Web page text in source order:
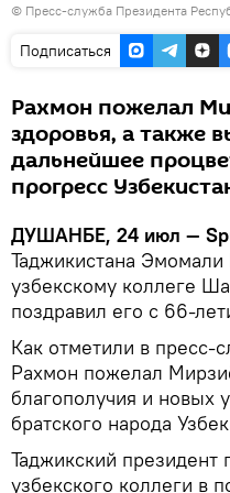
© Пресс-служба Президента
Подписаться
Рахмон пожелал
здоровья, а также
дальнейшее
прогресс
ДУШАНБЕ, 24 июл —
Таджикистана
узбекскому коллеге
поздравил его с 66-
Как отметили в пресс-
Рахмон пожелал
благополучия и новых
братского народа
Таджикский президент
узбекского коллеги в